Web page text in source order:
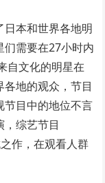
本和世界各地明
需要在27小时内
自文化的明星在
地的观众，节目
节目中的地位不言
综艺节目
作，在观看人群